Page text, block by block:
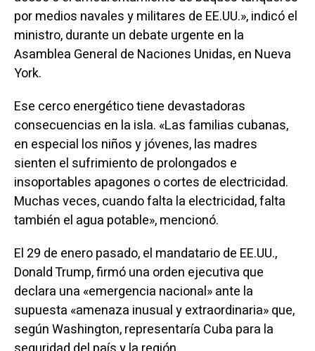
por medios navales y militares de EE.UU.», indicó el
ministro, durante un debate urgente en la
Asamblea General de Naciones Unidas, en Nueva
York.
Ese cerco energético tiene devastadoras
consecuencias en la isla. «Las familias cubanas,
en especial los niños y jóvenes, las madres
sienten el sufrimiento de prolongados e
insoportables apagones o cortes de electricidad.
Muchas veces, cuando falta la electricidad, falta
también el agua potable», mencionó.
El 29 de enero pasado, el mandatario de EE.UU.,
Donald Trump, firmó una orden ejecutiva que
declara una «emergencia nacional» ante la
supuesta «amenaza inusual y extraordinaria» que,
según Washington, representaría Cuba para la